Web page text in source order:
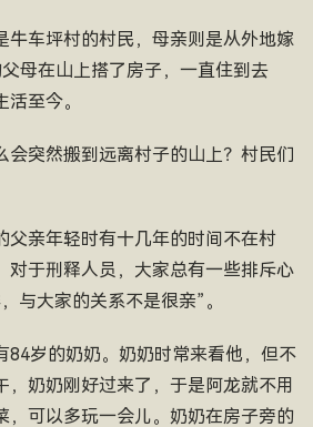
牛车坪村的村民，母亲则是从外地嫁
母在山上搭了房子，一直住到去
至今。
会突然搬到远离村子的山上？村民们
父亲年轻时有十几年的时间不在村
对于刑释人员，大家总有一些排斥心
与大家的关系不是很亲”。
84岁的奶奶。奶奶时常来看他，但不
，奶奶刚好过来了，于是阿龙就不用
，可以多玩一会儿。奶奶在房子旁的